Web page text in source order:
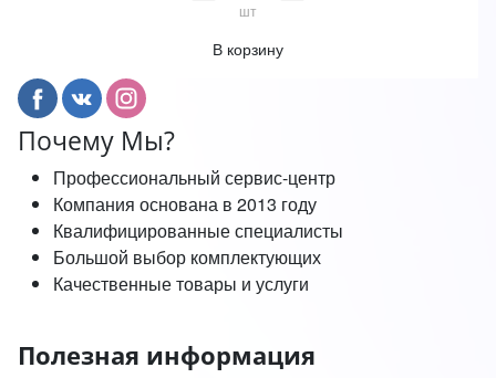
шт
В корзину
Почему Мы?
Профессиональный сервис-центр
Компания основана в 2013 году
Квалифицированные специалисты
Большой выбор комплектующих
Качественные товары и услуги
Полезная информация